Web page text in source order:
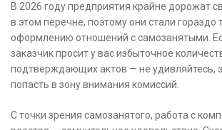
В 2026 году предприятия крайне дорожат
в этом перечне, поэтому они стали гораздо
оформлению отношений с самозанятыми.
заказчик просит у вас избыточное
подтверждающих актов — не удивляйтесь,
попасть в зону внимания комиссий.
С точки зрения самозанятого, работа с